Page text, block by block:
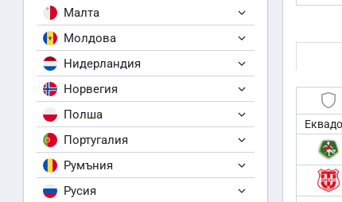
Малта
Молдова
Нидерландия
Норвегия
Полша
Португалия
Румъния
Русия